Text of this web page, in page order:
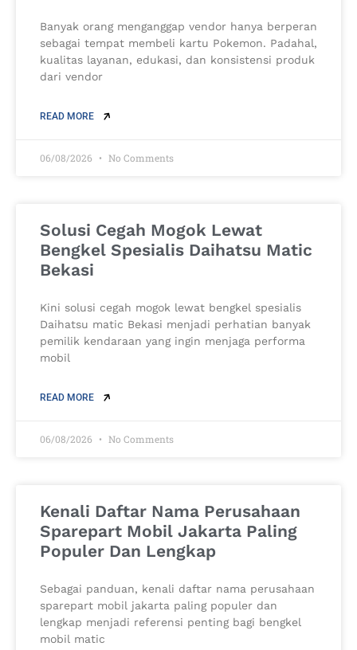
Banyak orang menganggap vendor hanya berperan
sebagai tempat membeli kartu Pokemon. Padahal,
kualitas layanan, edukasi, dan konsistensi produk
dari vendor
READ MORE
06/08/2026 No Comments
Solusi Cegah Mogok Lewat
Bengkel Spesialis Daihatsu Matic
Bekasi
Kini solusi cegah mogok lewat bengkel spesialis
Daihatsu matic Bekasi menjadi perhatian banyak
pemilik kendaraan yang ingin menjaga performa
mobil
READ MORE
06/08/2026 No Comments
Kenali Daftar Nama Perusahaan
Sparepart Mobil Jakarta Paling
Populer Dan Lengkap
Sebagai panduan, kenali daftar nama perusahaan
sparepart mobil jakarta paling populer dan
lengkap menjadi referensi penting bagi bengkel
mobil matic